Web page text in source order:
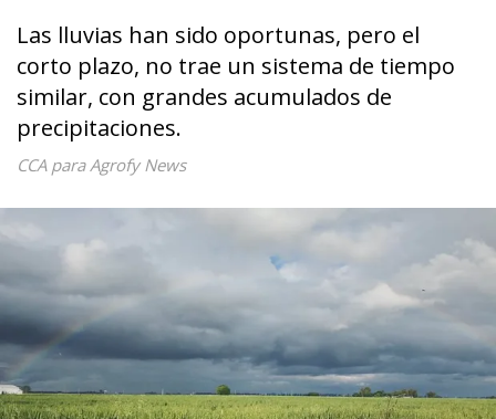
Las lluvias han sido oportunas, pero el
corto plazo, no trae un sistema de tiempo
similar, con grandes acumulados de
precipitaciones.
CCA para Agrofy News